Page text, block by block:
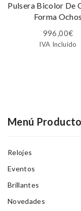
Pulsera Bicolor De
Forma Ochos
996,00€
IVA Incluido
Menú
Relojes
Eventos
Brillantes
Novedades